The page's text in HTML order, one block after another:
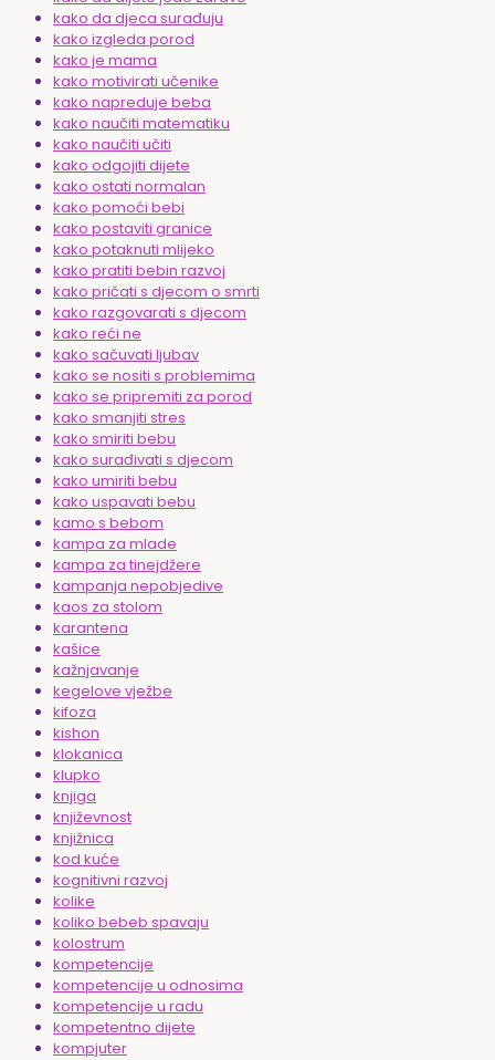
kako da djeca surađuju
kako izgleda porod
kako je mama
kako motivirati učenike
kako napreduje beba
kako naučiti matematiku
kako naučiti učiti
kako odgojiti dijete
kako ostati normalan
kako pomoći bebi
kako postaviti granice
kako potaknuti mlijeko
kako pratiti bebin razvoj
kako pričati s djecom o smrti
kako razgovarati s djecom
kako reći ne
kako sačuvati ljubav
kako se nositi s problemima
kako se pripremiti za porod
kako smanjiti stres
kako smiriti bebu
kako surađivati s djecom
kako umiriti bebu
kako uspavati bebu
kamo s bebom
kampa za mlade
kampa za tinejdžere
kampanja nepobjedive
kaos za stolom
karantena
kašice
kažnjavanje
kegelove vježbe
kifoza
kishon
klokanica
klupko
knjiga
književnost
knjižnica
kod kuće
kognitivni razvoj
kolike
koliko bebeb spavaju
kolostrum
kompetencije
kompetencije u odnosima
kompetencije u radu
kompetentno dijete
kompjuter